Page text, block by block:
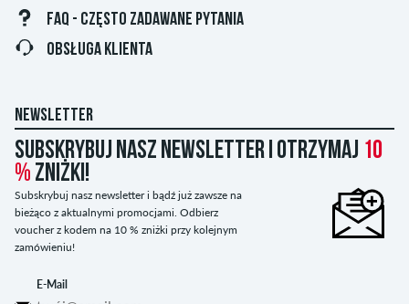
FAQ - CZĘSTO ZADAWANE PYTANIA
OBSŁUGA KLIENTA
NEWSLETTER
Subskrybuj nasz newsletter i otrzymaj 10
% zniżki!
Subskrybuj nasz newsletter i bądź już zawsze na
bieżąco z aktualnymi promocjami. Odbierz
voucher z kodem na 10 % zniżki przy kolejnym
zamówieniu!
E-Mail